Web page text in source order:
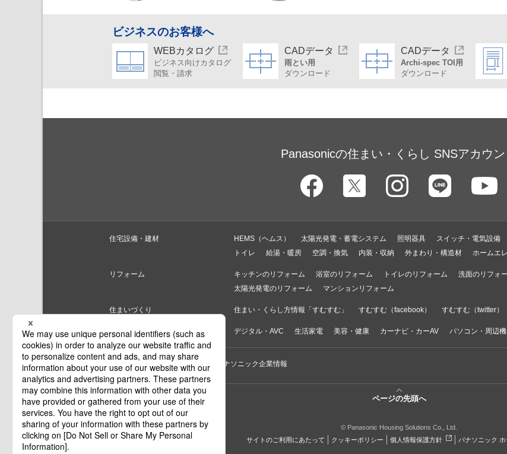
ビジネスのお客様へ
WEBカタログ
ビジネス向けカタログ
閲覧・請求
CADデータ
雨とい用
ダウンロード
CADデータ
Archi-spec TOI用
ダウンロード
Panasonicの住まい・くらし SNSアカウン
住宅設備・建材 HEMS（ヘムス） 太陽光発電・蓄電システム 照明器具 スイッチ・電気設備
トイレ
給湯・暖房 空調・換気 内装・収納 外まわり・構造材 ホームエ
リフォーム キッチンのリフォーム 浴室のリフォーム トイレのリフォーム 洗面のリフォ
太陽光発電のリフォーム
マンションリフォーム
住まいづくり 住まい・くらし方情報「すむすむ」 すむすむ（facebook） すむすむ（twitter）
家電商品 デジタル・AVC 生活家電 美容・健康 カーナビ・カーAV パソコン・周辺
個人のお客様 法人のお客様 パナソニック企業情報
印刷 ページの先頭へ
© Panasonic Housing Solutions Co., Ltd.
サイトのご利用にあたって
クッキーポリシー 個人情報保護方針 パナソニック